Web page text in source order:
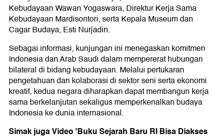
Kebudayaan Wawan Yogaswara, Direktur Kerja Sama
Kebudayaan Mardisontori, serta Kepala Museum dan
Cagar Budaya, Esti Nurjadin.
Sebagai informasi, kunjungan ini menegaskan komitmen
Indonesia dan Arab Saudi dalam mempererat hubungan
bilateral di bidang kebudayaan. Melalui pertukaran
pengetahuan dan kolaborasi di sektor seni serta ekonomi
kreatif, kedua negara diharapkan dapat membangun kerja
sama berkelanjutan sekaligus memperkenalkan budaya
Indonesia ke dunia internasional.
Simak juga Video 'Buku Sejarah Baru RI Bisa Diakses